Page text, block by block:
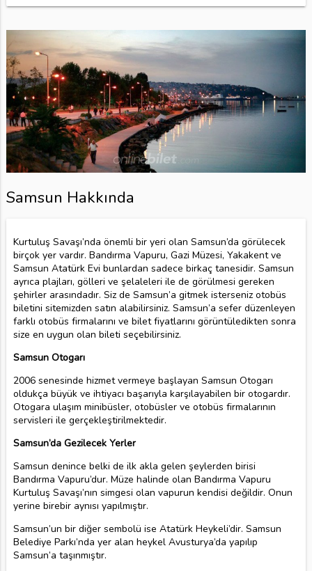
Samsun Hakkında
Kurtuluş Savaşı’nda önemli bir yeri olan Samsun’da görülecek
birçok yer vardır. Bandırma Vapuru, Gazi Müzesi, Yakakent ve
Samsun Atatürk Evi bunlardan sadece birkaç tanesidir. Samsun
ayrıca plajları, gölleri ve şelaleleri ile de görülmesi gereken
şehirler arasındadır. Siz de Samsun’a gitmek isterseniz otobüs
biletini sitemizden satın alabilirsiniz. Samsun’a sefer düzenleyen
farklı otobüs firmalarını ve bilet fiyatlarını görüntüledikten sonra
size en uygun olan bileti seçebilirsiniz.
Samsun Otogarı
2006 senesinde hizmet vermeye başlayan Samsun Otogarı
oldukça büyük ve ihtiyacı başarıyla karşılayabilen bir otogardır.
Otogara ulaşım minibüsler, otobüsler ve otobüs firmalarının
servisleri ile gerçekleştirilmektedir.
Samsun’da Gezilecek Yerler
Samsun denince belki de ilk akla gelen şeylerden birisi
Bandırma Vapuru’dur. Müze halinde olan Bandırma Vapuru
Kurtuluş Savaşı’nın simgesi olan vapurun kendisi değildir. Onun
yerine birebir aynısı yapılmıştır.
Samsun’un bir diğer sembolü ise Atatürk Heykeli’dir. Samsun
Belediye Parkı’nda yer alan heykel Avusturya’da yapılıp
Samsun’a taşınmıştır.